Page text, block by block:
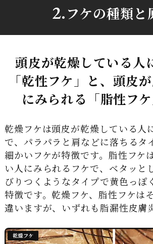
2.フケの種類と
頭皮が乾燥している人
「乾性フケ」と、 頭皮
にみられる「脂性フ
乾燥フケは頭皮が乾燥している人
で、パラパラと肩などに落ちるタ
細かいフケが特徴です。脂性フケ
い人にみられるフケで、ベタッと
びりつくようなタイプで黄色っぽ
特徴です。乾燥フケ、脂性フケは
違いますが、いずれも脂漏性皮膚